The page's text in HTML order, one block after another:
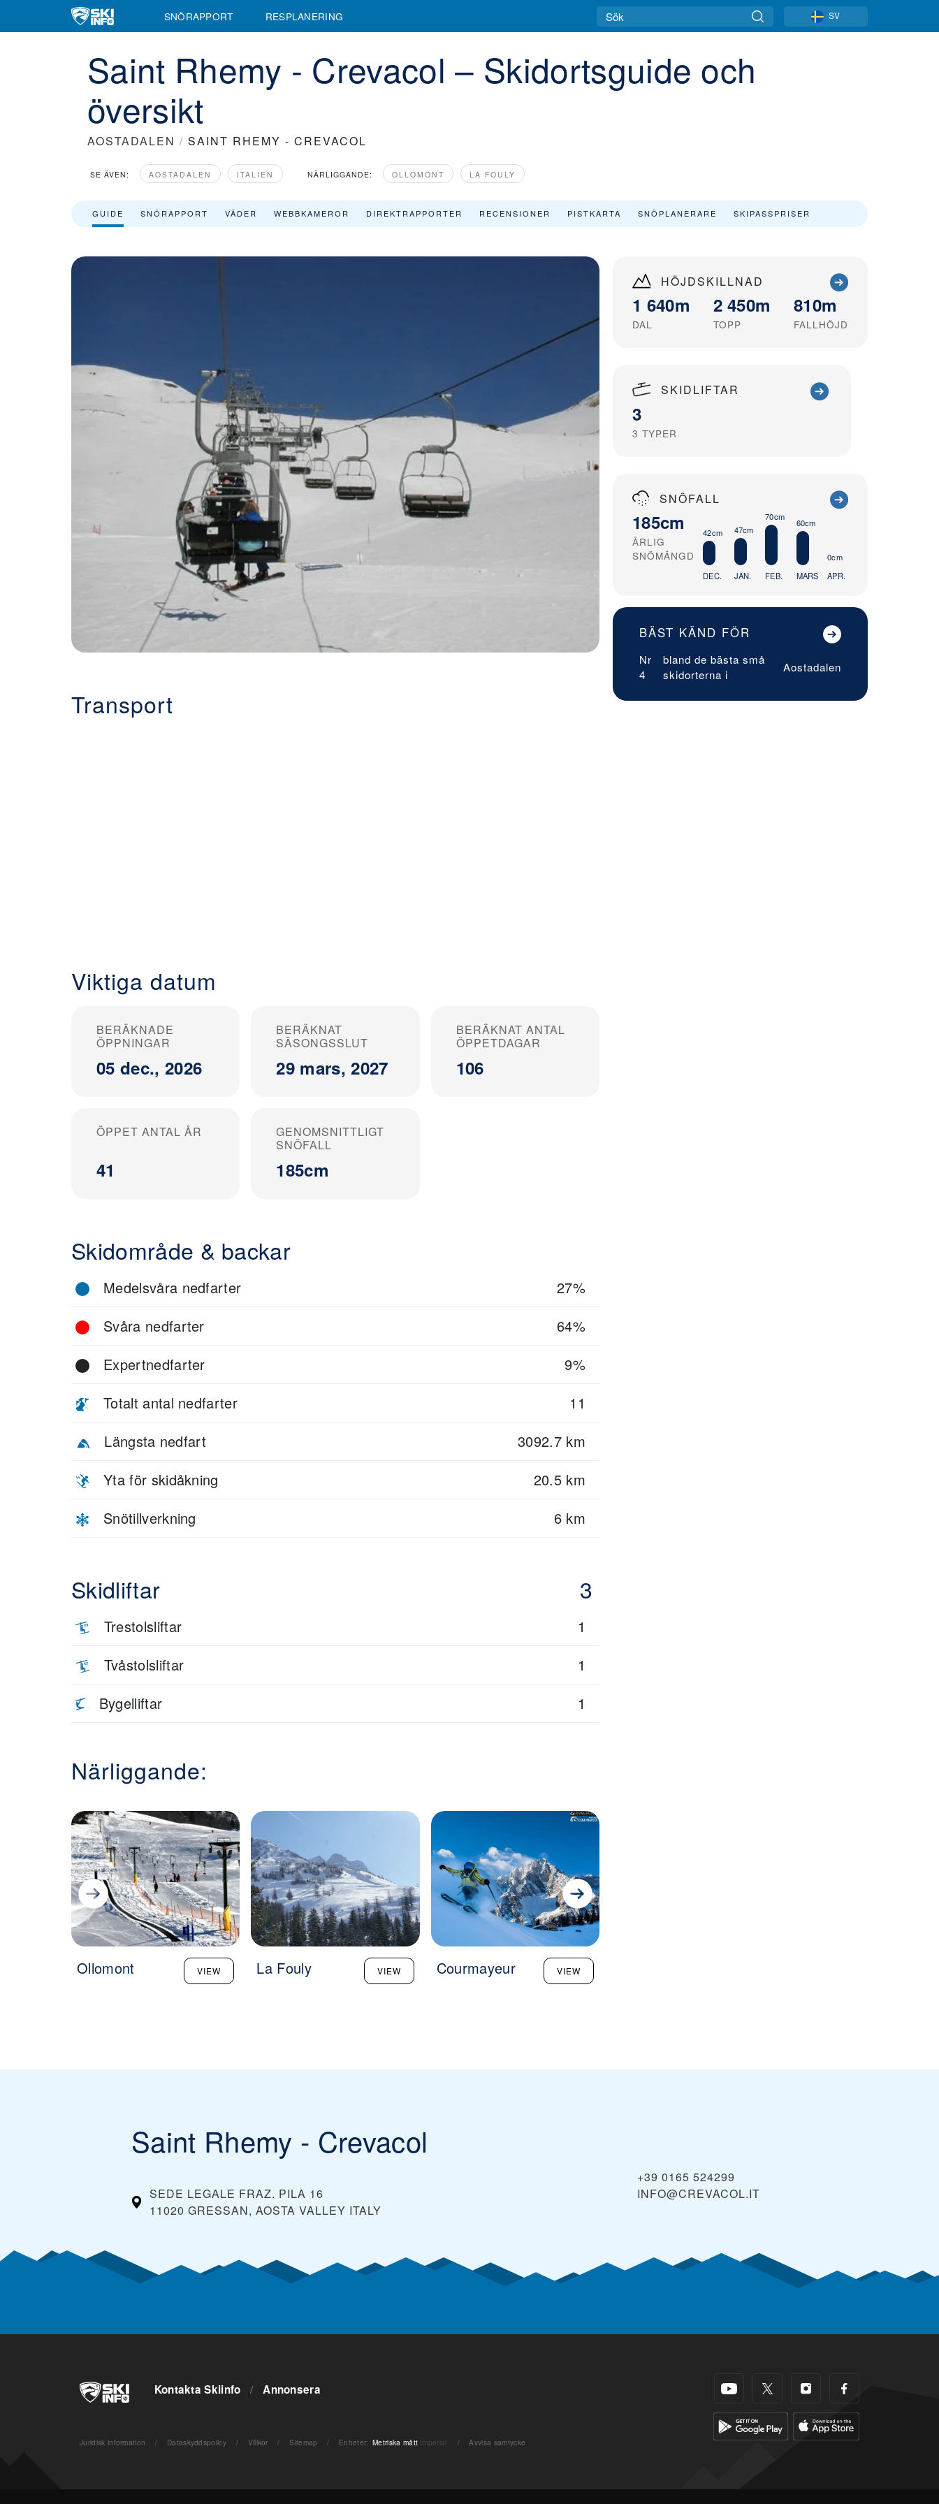
SNÖRAPPORT RESPLANERING SV
Saint Rhemy - Crevacol – Skidortsguide och
översikt
AOSTADALEN / SAINT RHEMY - CREVACOL
SE ÄVEN: AOSTADALEN ITALIEN NÄRLIGGANDE: OLLOMONT LA FOULY
GUIDE SNÖRAPPORT VÄDER WEBBKAMEROR DIREKTRAPPORTER RECENSIONER PISTKARTA SNÖPLANERARE SKIPASSPRISER
HÖJDSKILLNAD
1 640m
DAL
2 450m
TOPP
810m
FALLHÖJD
SKIDLIFTAR
3
3 TYPER
SNÖFALL
185cm
ÅRLIG
SNÖMÄNGD
42cm
DEC.
47cm
JAN.
70cm
FEB.
60cm
MARS
0cm
APR.
BÄST KÄND FÖR
Nr
4
bland de bästa små
skidorterna i
Aostadalen
Transport
Viktiga datum
BERÄKNADE
ÖPPNINGAR
05 dec., 2026
BERÄKNAT
SÄSONGSSLUT
29 mars, 2027
BERÄKNAT ANTAL
ÖPPETDAGAR
106
ÖPPET ANTAL ÅR
41
GENOMSNITTLIGT
SNÖFALL
185cm
Skidområde & backar
Medelsvåra nedfarter
27%
Svåra nedfarter
64%
Expertnedfarter
9%
Totalt antal nedfarter
11
Längsta nedfart
3092.7 km
Yta för skidåkning
20.5 km
Snötillverkning
6 km
Skidliftar 3
Trestolsliftar
1
Tvåstolsliftar
1
Bygelliftar
1
Närliggande:
Ollomont VIEW La Fouly VIEW Courmayeur VIEW
Saint Rhemy - Crevacol
SEDE LEGALE FRAZ. PILA 16
11020 GRESSAN, AOSTA VALLEY ITALY
+39 0165 524299
INFO@CREVACOL.IT
Kontakta Skiinfo / Annonsera
Juridisk information / Dataskyddspolicy / Villkor / Sitemap / Enheter: Metriska mått Imperial / Avvisa samtycke
Information om Saint Rhemy - Crevacol Skidort med skidliftar, liftkort, skidområden, recensioner & skidortens profil